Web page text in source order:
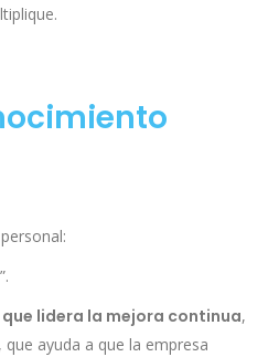
lidera la mejora continua,
ayuda a que la empresa